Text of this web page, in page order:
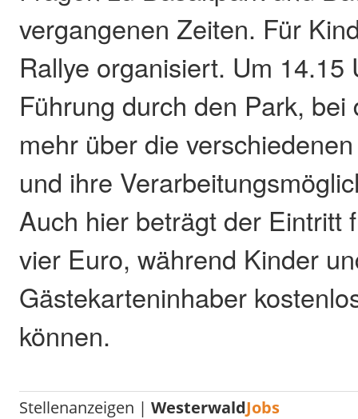
vergangenen Zeiten. Für
Rallye organisiert. Um 14.15
Führung durch den Park,
mehr über die
und ihre
Auch hier beträgt der Eintritt
vier Euro, während Kinder
Gästekarteninhaber
können.
Stellenanzeigen |WesterwaldJobs